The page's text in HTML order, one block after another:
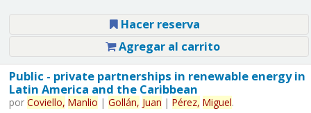
Hacer reserva
Agregar al carrito
Public - private partnerships in renewable energy in
Latin America and the Caribbean
por Coviello, Manlio | Gollán, Juan | Pérez, Miguel.